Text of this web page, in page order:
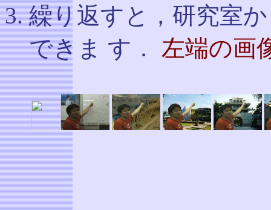
繰り返すと，研究室
できま す．
左端の画